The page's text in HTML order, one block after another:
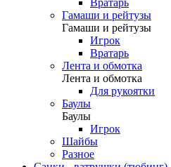
Вратарь
Гамаши и рейтузы
Гамаши и рейтузы
Игрок
Вратарь
Лента и обмотка
Лента и обмотка
Для рукоятки
Баулы
Баулы
Игрок
Шайбы
Разное